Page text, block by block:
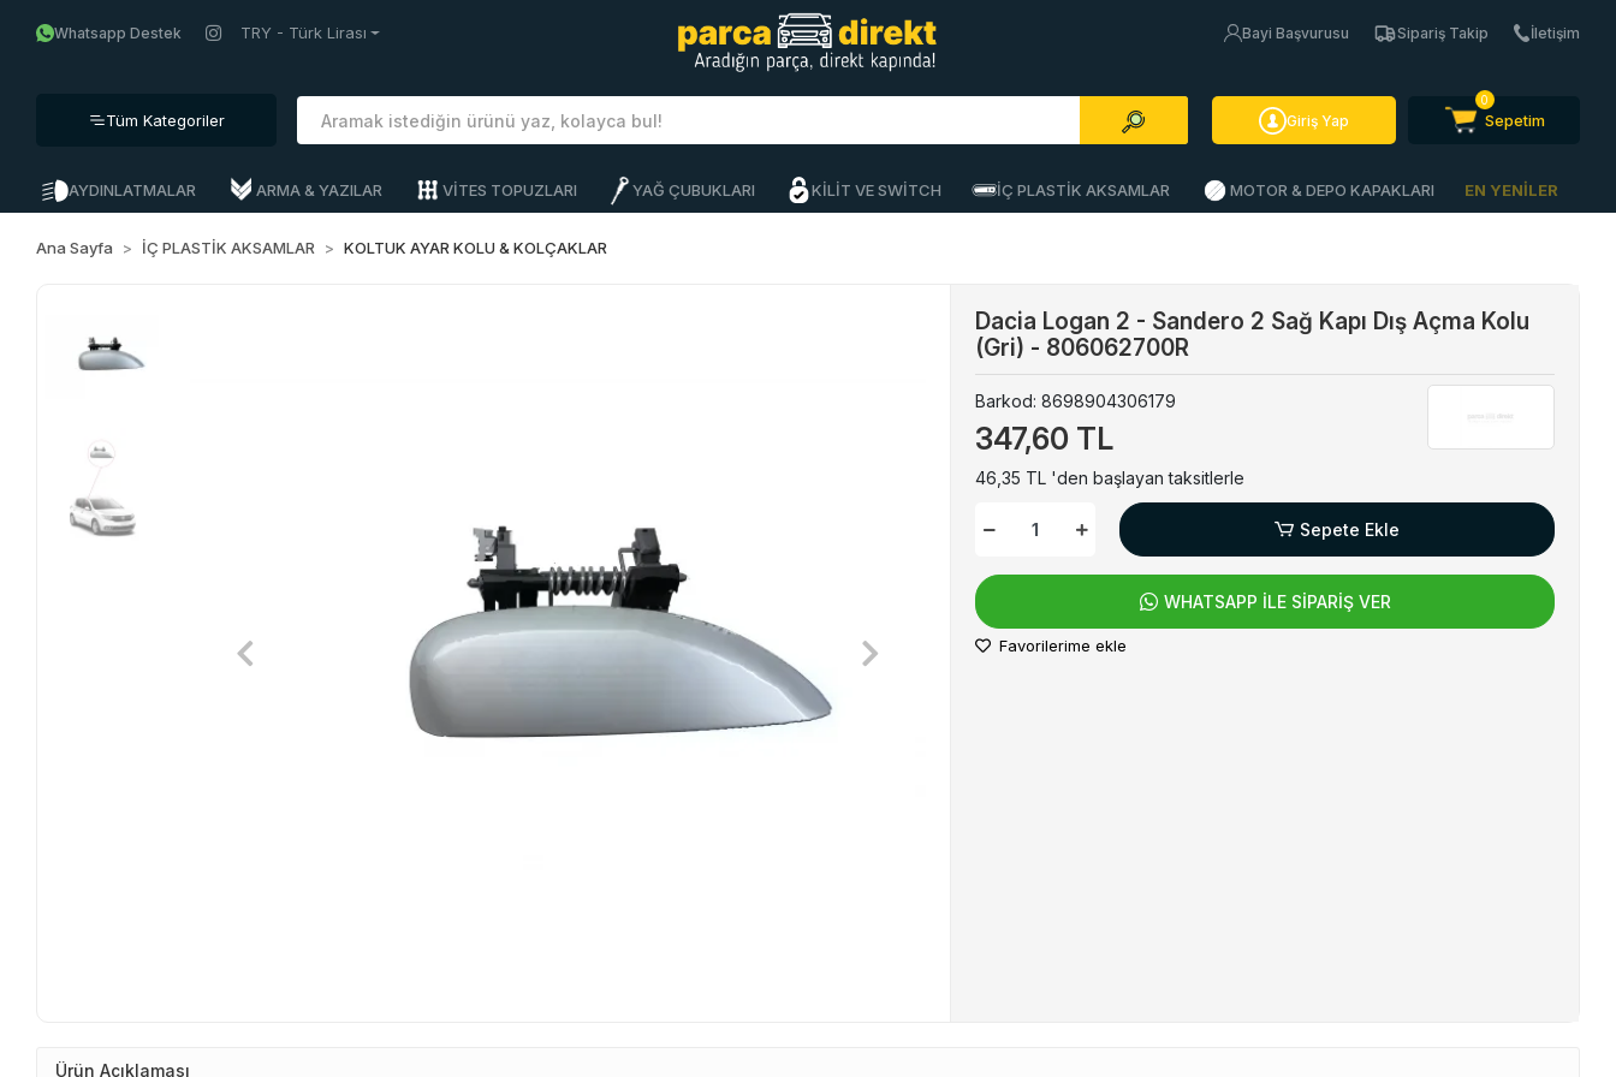
Whatsapp Destek TRY - Türk Lirası Bayi Başvurusu Sipariş Takip İletişim
Tüm Kategoriler Giriş Yap
0
Sepetim
AYDINLATMALAR ARMA & YAZILAR VİTES TOPUZLARI YAĞ ÇUBUKLARI KİLİT VE SWİTCH İÇ PLASTİK AKSAMLAR MOTOR & DEPO KAPAKLARI EN YENİLER
Ana Sayfa İÇ PLASTİK AKSAMLAR KOLTUK AYAR KOLU & KOLÇAKLAR
Dacia Logan 2 - Sandero 2 Sağ Kapı Dış Açma Kolu
(Gri) - 806062700R
Barkod:8698904306179
347,60 TL
46,35 TL 'den başlayan taksitlerle
Sepete Ekle
WHATSAPP İLE SİPARİŞ VER
Favorilerime ekle
Ürün Açıklaması